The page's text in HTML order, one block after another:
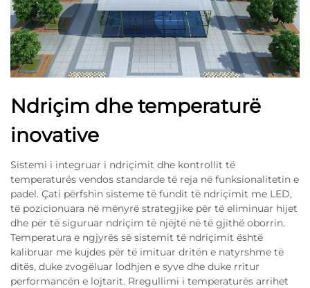
Ndriçim dhe temperaturë
inovative
Sistemi i integruar i ndriçimit dhe kontrollit të
temperaturës vendos standarde të reja në funksionalitetin e
padel. Çati përfshin sisteme të fundit të ndriçimit me LED,
të pozicionuara në mënyrë strategjike për të eliminuar hijet
dhe për të siguruar ndriçim të njëjtë në të gjithë oborrin.
Temperatura e ngjyrës së sistemit të ndriçimit është
kalibruar me kujdes për të imituar dritën e natyrshme të
ditës, duke zvogëluar lodhjen e syve dhe duke rritur
performancën e lojtarit. Rregullimi i temperaturës arrihet